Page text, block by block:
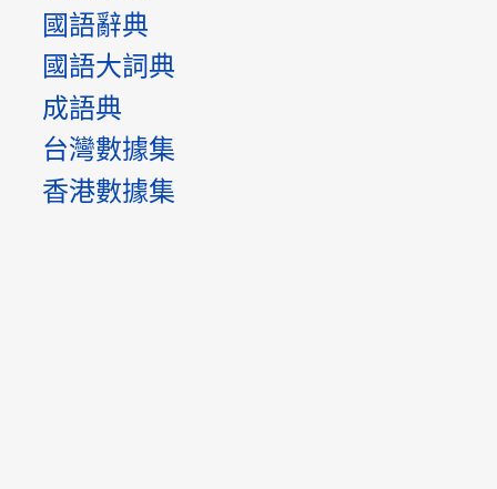
國語辭典
國語大詞典
成語典
台灣數據集
香港數據集